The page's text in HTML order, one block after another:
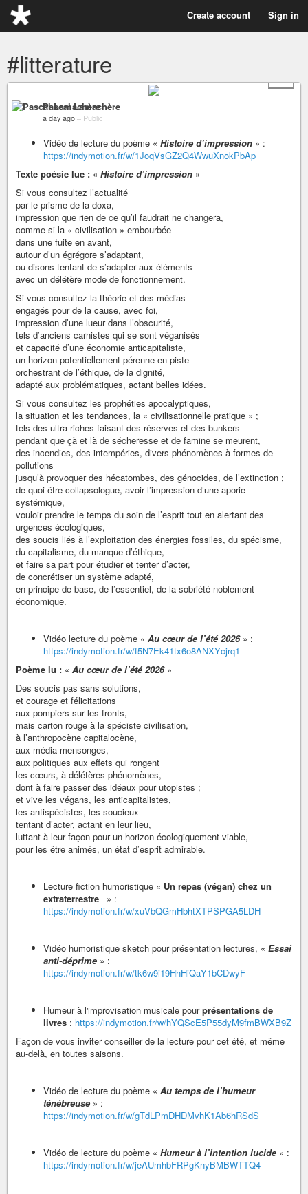
Create account Sign in
#litterature
+ 1
Pascal Lamachère
a day ago – Public
Vidéo de lecture du poème « Histoire d’impression » :
https://indymotion.fr/w/1JoqVsGZ2Q4WwuXnokPbAp
Texte poésie lue : « Histoire d’impression »
Si vous consultez l’actualité
par le prisme de la doxa,
impression que rien de ce qu’il faudrait ne changera,
comme si la « civilisation » embourbée
dans une fuite en avant,
autour d’un égrégore s’adaptant,
ou disons tentant de s’adapter aux éléments
avec un délétère mode de fonctionnement.
Si vous consultez la théorie et des médias
engagés pour de la cause, avec foi,
impression d’une lueur dans l’obscurité,
tels d’anciens carnistes qui se sont véganisés
et capacité d’une économie anticapitaliste,
un horizon potentiellement pérenne en piste
orchestrant de l’éthique, de la dignité,
adapté aux problématiques, actant belles idées.
Si vous consultez les prophéties apocalyptiques,
la situation et les tendances, la « civilisationnelle pratique » ;
tels des ultra-riches faisant des réserves et des bunkers
pendant que çà et là de sécheresse et de famine se meurent,
des incendies, des intempéries, divers phénomènes à formes de
pollutions
jusqu’à provoquer des hécatombes, des génocides, de l’extinction ;
de quoi être collapsologue, avoir l’impression d’une aporie
systémique,
vouloir prendre le temps du soin de l’esprit tout en alertant des
urgences écologiques,
des soucis liés à l’exploitation des énergies fossiles, du spécisme,
du capitalisme, du manque d’éthique,
et faire sa part pour étudier et tenter d’acter,
de concrétiser un système adapté,
en principe de base, de l’essentiel, de la sobriété noblement
économique.
Vidéo lecture du poème « Au cœur de l’été 2026» :
https://indymotion.fr/w/f5N7Ek41tx6o8ANXYcjrq1
Poème lu : « Au cœur de l’été 2026»
Des soucis pas sans solutions,
et courage et félicitations
aux pompiers sur les fronts,
mais carton rouge à la spéciste civilisation,
à l’anthropocène capitalocène,
aux média-mensonges,
aux politiques aux effets qui rongent
les cœurs, à délétères phénomènes,
dont à faire passer des idéaux pour utopistes ;
et vive les végans, les anticapitalistes,
les antispécistes, les soucieux
tentant d’acter, actant en leur lieu,
luttant à leur façon pour un horizon écologiquement viable,
pour les être animés, un état d’esprit admirable.
Lecture fiction humoristique « Un repas (végan) chez un
extraterrestre_
» :
https://indymotion.fr/w/xuVbQGmHbhtXTPSPGA5LDH
Vidéo humoristique sketch pour présentation lectures, « Essai
anti-déprime » :
https://indymotion.fr/w/tk6w9i19HhHiQaY1bCDwyF
Humeur à l'improvisation musicale pourprésentations de
livres : https://indymotion.fr/w/hYQScE5P55dyM9fmBWXB9Z
Façon de vous inviter conseiller de la lecture pour cet été, et même
au-delà, en toutes saisons.
Vidéo de lecture du poème « Au temps de l’humeur
ténébreuse » :
https://indymotion.fr/w/gTdLPmDHDMvhK1Ab6hRSdS
Vidéo de lecture du poème « Humeur à l’intention lucide » :
https://indymotion.fr/w/jeAUmhbFRPgKnyBMBWTTQ4